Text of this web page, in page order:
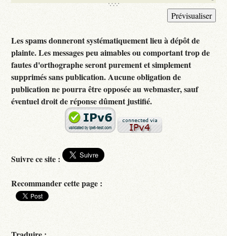
Les spams donneront systématiquement lieu à dépôt de
plainte. Les messages peu aimables ou comportant trop de
fautes d'orthographe seront purement et simplement
supprimés sans publication. Aucune obligation de
publication ne pourra être opposée au webmaster, sauf
éventuel droit de réponse dûment justifié.
Suivre ce site :
Recommander cette page :